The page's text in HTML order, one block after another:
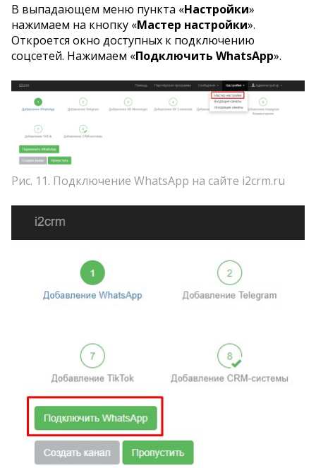
В выпадающем меню пункта «Настройки»
нажимаем на кнопку «Мастер настройки».
Откроется окно доступных к подключению
соцсетей. Нажимаем «Подключить WhatsApp».
Рис. 11. Подключение WhatsApp на сайте i2crm.ru